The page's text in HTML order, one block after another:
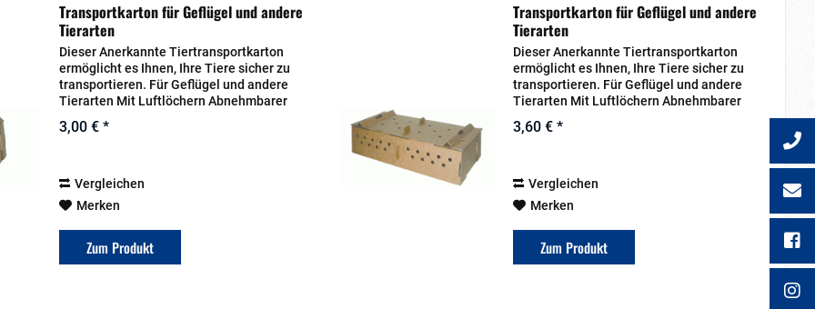
Transportkarton für Geflügel und andere
Tierarten
Dieser Anerkannte Tiertransportkarton
ermöglicht es Ihnen, Ihre Tiere sicher zu
transportieren. Für Geflügel und andere
Tierarten Mit Luftlöchern Abnehmbarer
Deckel Maße: 29 x 29 x 17 cm
3,00 € *
Vergleichen
Merken
Zum Produkt
Transportkarton für Geflügel und andere
Tierarten
Dieser Anerkannte Tiertransportkarton
ermöglicht es Ihnen, Ihre Tiere sicher zu
transportieren. Für Geflügel und andere
Tierarten Mit Luftlöchern Abnehmbarer
Deckel Maße (L/B/H): 58 x 29 x 16 cm
3,60 € *
Vergleichen
Merken
Zum Produkt